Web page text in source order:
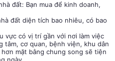
đất: Bạn mua để kinh doanh,
đất diện tích bao nhiêu, có bao
vực có vị trí gần với nơi làm việc
tâm, cơ quan, bệnh viện, khu dân
mặt bằng chung song sẽ tiện